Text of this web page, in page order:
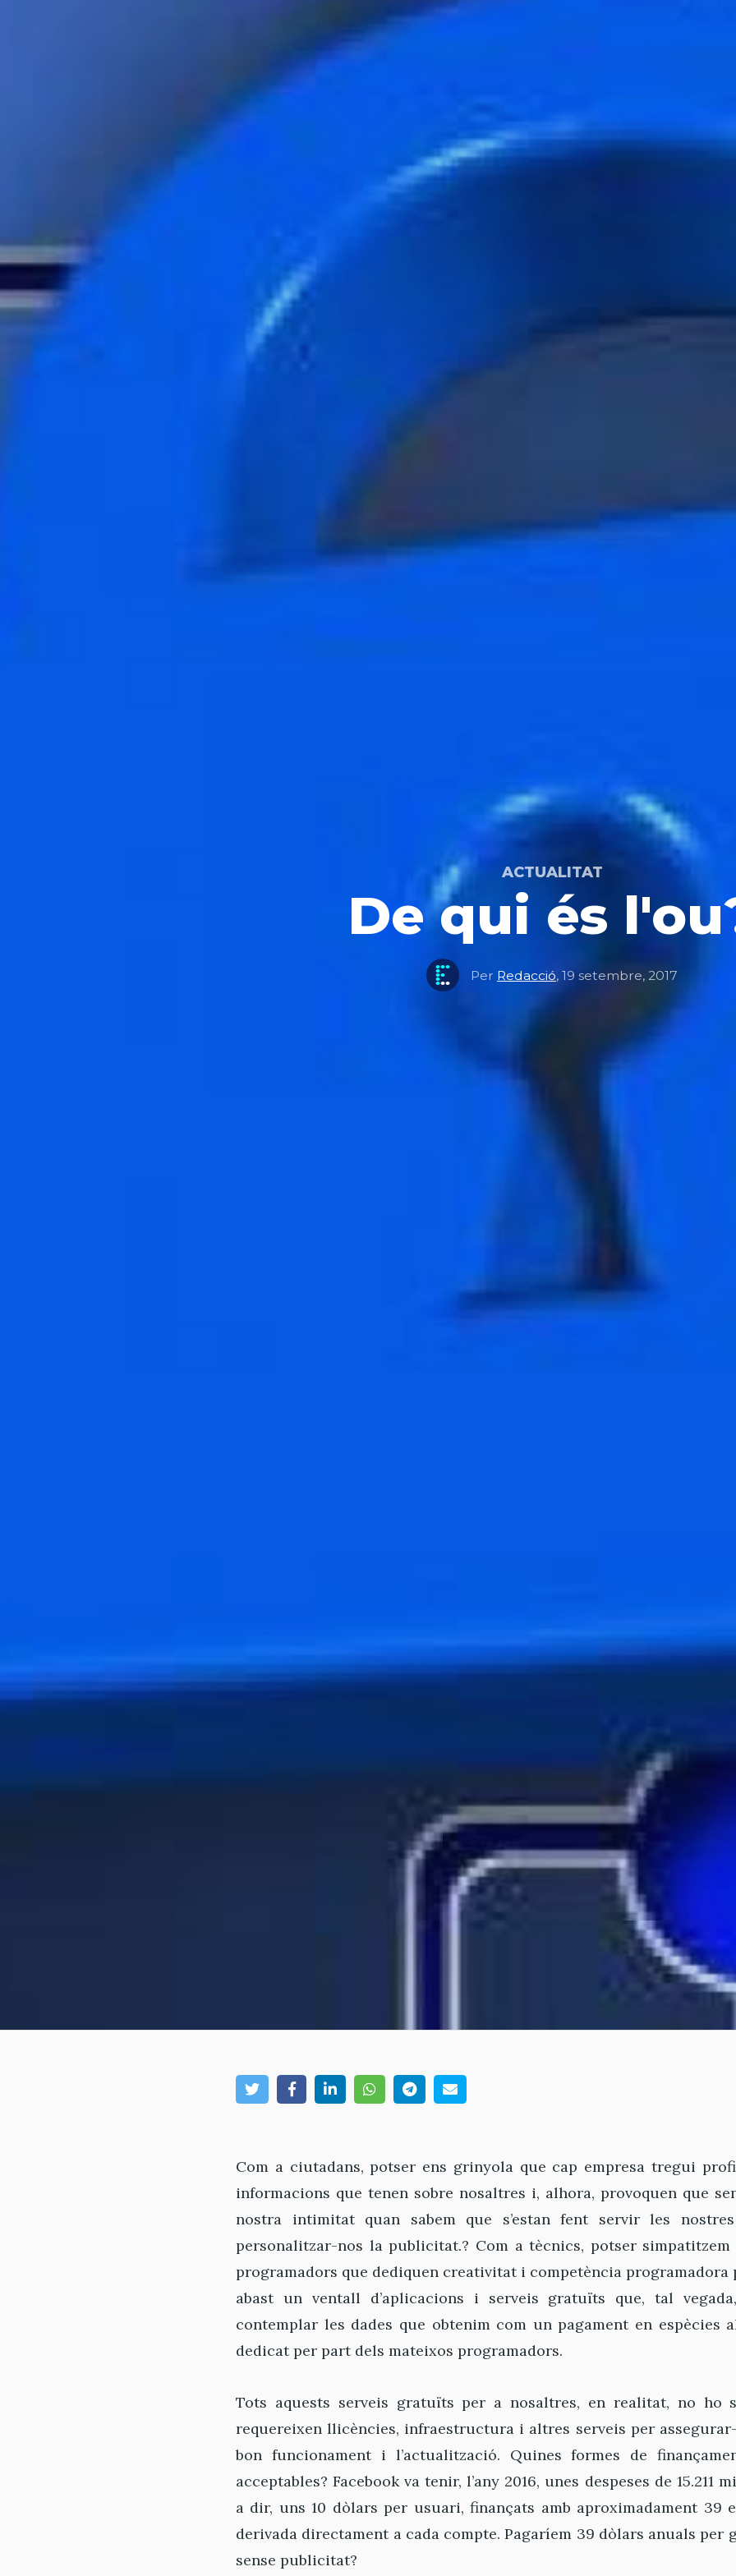
ACTUALITAT
De qui és
Per Redacció, 19 setembre, 2017
Com a ciutadans, potser ens grinyola que cap empresa tregui
informacions que tenen sobre nosaltres i, alhora, provoquen que
nostra intimitat quan sabem que s’estan fent servir les
personalitzar-nos la publicitat.? Com a tècnics, potser
programadors que dediquen creativitat i competència programadora
abast un ventall d’aplicacions i serveis gratuïts que, tal
contemplar les dades que obtenim com un pagament en espècies
dedicat per part dels mateixos programadors.
Tots aquests serveis gratuïts per a nosaltres, en realitat, no ho
requereixen llicències, infraestructura i altres serveis per
bon funcionament i l’actualització. Quines formes de
acceptables? Facebook va tenir, l’any 2016, unes despeses de 15.211
a dir, uns 10 dòlars per usuari, finançats amb aproximadament 39
derivada directament a cada compte. Pagaríem 39 dòlars anuals per
sense publicitat?